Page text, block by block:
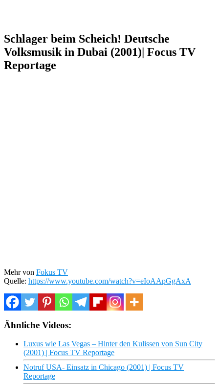
Schlager beim Scheich! Deutsche
Volksmusik in Dubai (2001)| Focus TV
Reportage
Mehr von Fokus TV
Quelle: https://www.youtube.com/watch?v=eIoAApGgAxA
Ähnliche Videos:
Luxus wie Las Vegas – Hinter den Kulissen von Sun City
(2001) | Focus TV Reportage
Notruf USA- Einsatz in Chicago (2001) | Focus TV
Reportage